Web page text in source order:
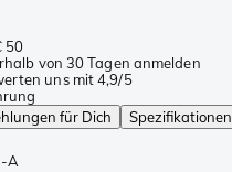
50
von 30 Tagen anmelden
uns mit 4,9/5
für Dich
Spezifikationen
A